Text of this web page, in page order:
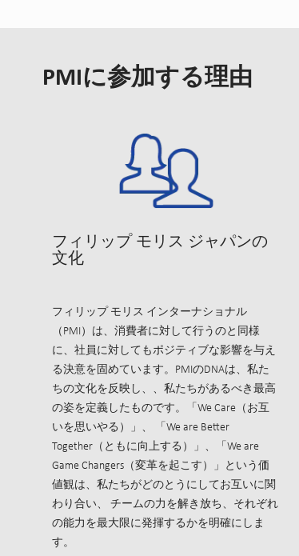
PMIに参加する理由
フィリップ モリス ジャパンの
文化
フィリップ モリス インターナショナル
（PMI）は、消費者に対して行うのと同様
に、社員に対してもポジティブな影響を与え
る決意を固めています。PMIのDNAは、私た
ちの文化を反映し、、私たちがあるべき最高
の姿を定義したものです。「We Care（お互
いを思いやる）」、 「We are Better
Together（ともに向上する）」、「We are
Game Changers（変革を起こす）」という価
値観は、私たちがどのとうにしてお互いに関
わり合い、 チームの力を解き放ち、それぞれ
の能力を最大限に発揮するかを明確にしま
す。